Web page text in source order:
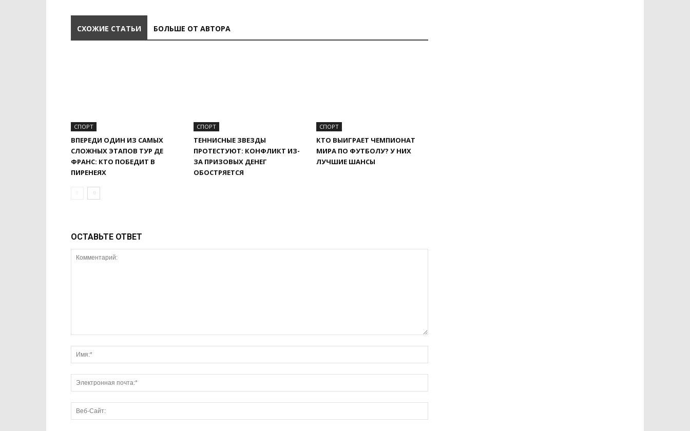
СХОЖИЕ СТАТЬИ БОЛЬШЕ ОТ АВТОРА
СПОРТ
ВПЕРЕДИ ОДИН ИЗ САМЫХ
СЛОЖНЫХ ЭТАПОВ ТУР ДЕ
ФРАНС: КТО ПОБЕДИТ В
ПИРЕНЕЯХ
СПОРТ
ТЕННИСНЫЕ ЗВЕЗДЫ
ПРОТЕСТУЮТ: КОНФЛИКТ ИЗ-
ЗА ПРИЗОВЫХ ДЕНЕГ
ОБОСТРЯЕТСЯ
СПОРТ
КТО ВЫИГРАЕТ ЧЕМПИОНАТ
МИРА ПО ФУТБОЛУ? У НИХ
ЛУЧШИЕ ШАНСЫ
ОСТАВЬТЕ ОТВЕТ